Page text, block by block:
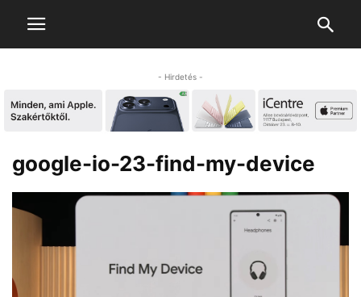
- Hirdetés -
google-io-23-find-my-device